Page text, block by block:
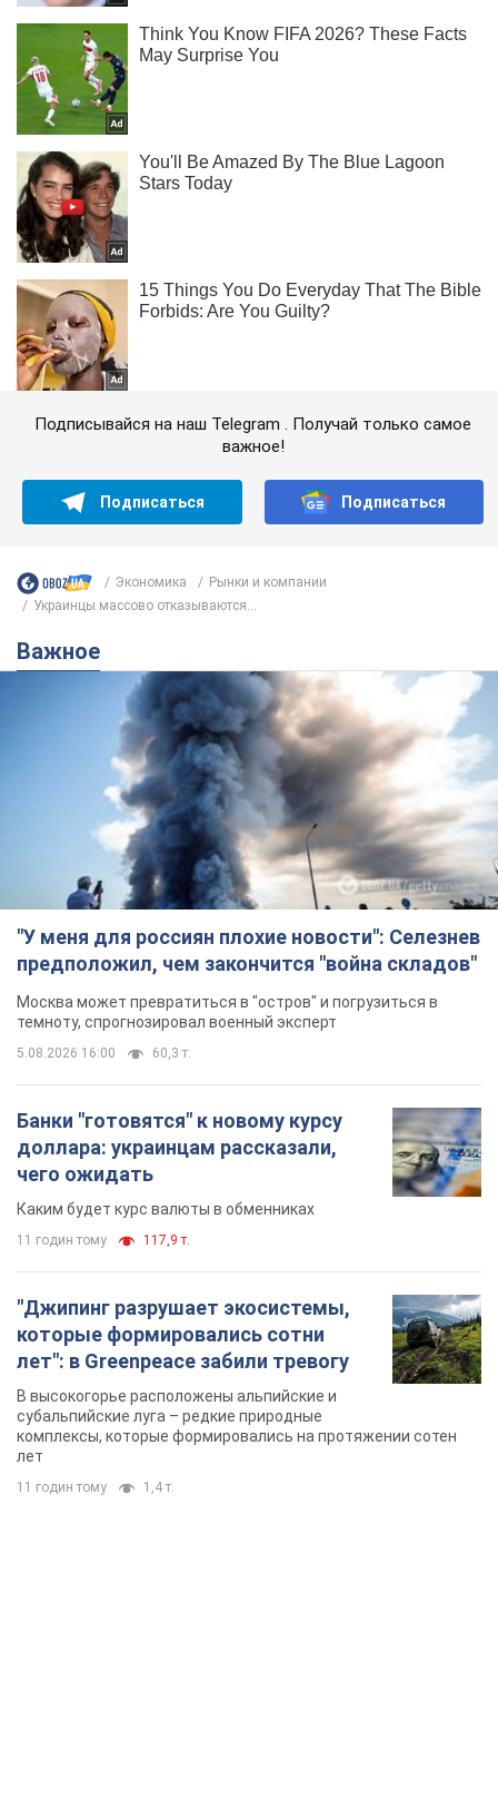
Подписывайся на наш Telegram . Получай только самое
важное!
Подписаться Подписаться
Экономика
Рынки и компании
Украинцы массово отказываются...
Важное
"У меня для россиян плохие новости": Селезнев
предположил, чем закончится "война складов"
Москва может превратиться в "остров" и погрузиться в
темноту, спрогнозировал военный эксперт
5.08.2026 16:00 60,3 т.
Банки "готовятся" к новому курсу
доллара: украинцам рассказали,
чего ожидать
Каким будет курс валюты в обменниках
11 годин тому 117,9 т.
"Джипинг разрушает экосистемы,
которые формировались сотни
лет": в Greenpeace забили тревогу
В высокогорье расположены альпийские и
субальпийские луга – редкие природные
комплексы, которые формировались на протяжении сотен
лет
11 годин тому 1,4 т.